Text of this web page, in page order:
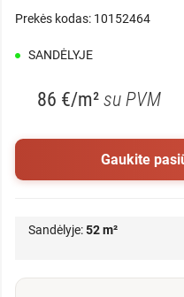
Prekės kodas: 10152464
SANDĖLYJE
86 €/m² su PVM
Gaukite
Sandėlyje:52 m²